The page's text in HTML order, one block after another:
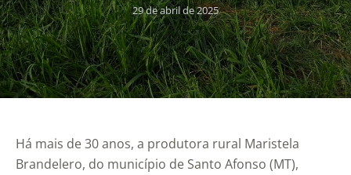
29 de abril de 2025
Há mais de 30 anos, a produtora rural Maristela
Brandelero, do município de Santo Afonso (MT),